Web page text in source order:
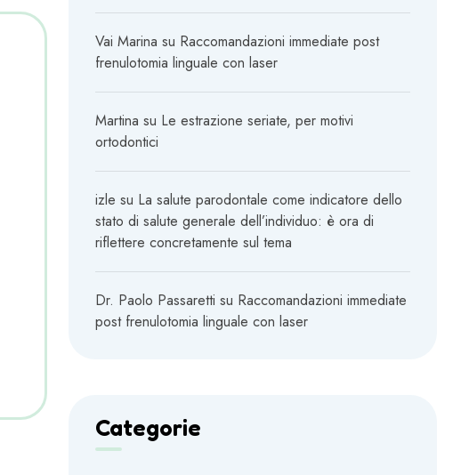
Vai Marina su Raccomandazioni immediate post
frenulotomia linguale con laser
Martina su Le estrazione seriate, per motivi
ortodontici
izle su La salute parodontale come indicatore dello
stato di salute generale dell’individuo: è ora di
riflettere concretamente sul tema
Dr. Paolo Passaretti su Raccomandazioni immediate
post frenulotomia linguale con laser
Categorie